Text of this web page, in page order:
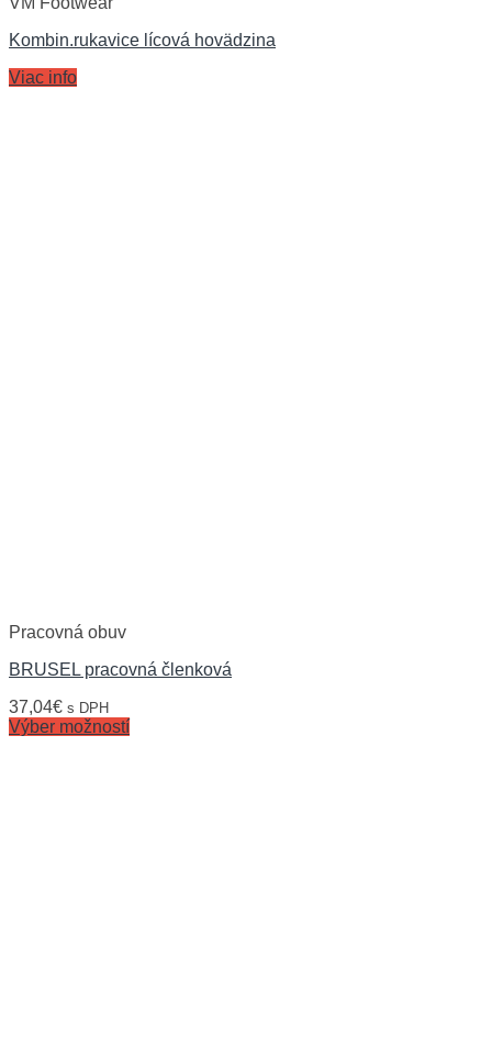
Kombin.rukavice lícová hovädzina
Viac info
Pracovná obuv
BRUSEL pracovná členková
37,04€ s DPH
Výber možností